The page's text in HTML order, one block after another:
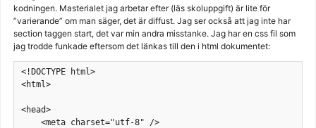
kodningen. Masterialet jag arbetar efter (läs skoluppgift) är lite för
”varierande” om man säger, det är diffust. Jag ser också att jag inte har
section taggen start, det var min andra misstanke. Jag har en css fil som
jag trodde funkade eftersom det länkas till den i html dokumentet:
<!DOCTYPE html>
<html>
<head>
    <meta charset="utf-8" />